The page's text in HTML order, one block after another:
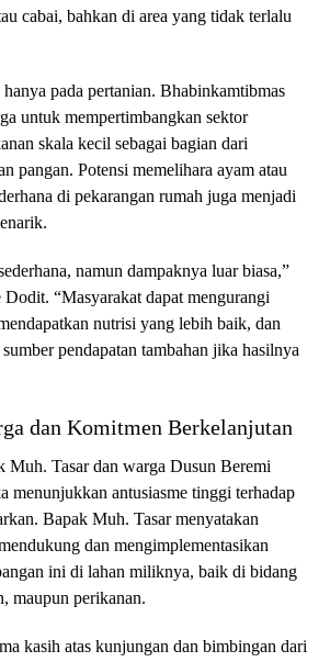
cabai, bahkan di area yang tidak terlalu
pada pertanian. Bhabinkamtibmas
untuk mempertimbangkan sektor
skala kecil sebagai bagian dari
pangan. Potensi memelihara ayam atau
di pekarangan rumah juga menjadi
namun dampaknya luar biasa,”
“Masyarakat dapat mengurangi
nutrisi yang lebih baik, dan
pendapatan tambahan jika hasilnya
dan Komitmen Berkelanjutan
Muh. Tasar dan warga Dusun Beremi
menunjukkan antusiasme tinggi terhadap
Bapak Muh. Tasar menyatakan
dan mengimplementasikan
ini di lahan miliknya, baik di bidang
maupun perikanan.
kasih atas kunjungan dan bimbingan dari